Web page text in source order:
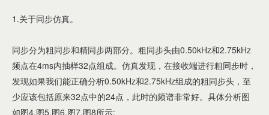
1.关于同步仿真。
同步分为粗同步和精同步两部分。粗同步头由0.50kHz和2.75kHz
频点在4ms内抽样32点组成。仿真发现，在接收端进行粗同步时，
发现如果我们能正确分析0.50kHz和2.75kHz组成的粗同步头，至
少应该包括原来32点中的24点，此时的频谱非常好。具体分析图
如图4.图5.图6.图7.图8所示: